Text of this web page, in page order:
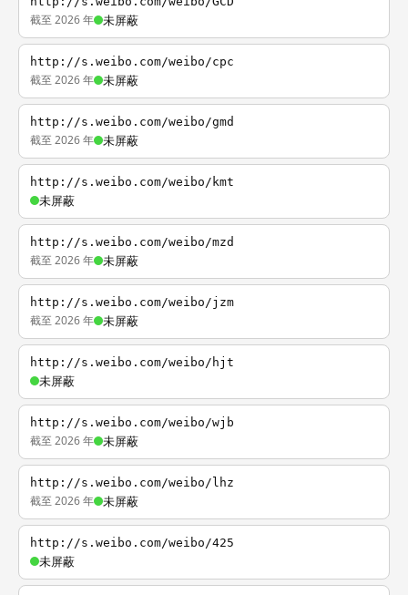
截至 2026 年 未屏蔽
http://s.weibo.com/weibo/cpc
截至 2026 年 未屏蔽
http://s.weibo.com/weibo/gmd
截至 2026 年 未屏蔽
http://s.weibo.com/weibo/kmt
未屏蔽
http://s.weibo.com/weibo/mzd
截至 2026 年 未屏蔽
http://s.weibo.com/weibo/jzm
截至 2026 年 未屏蔽
http://s.weibo.com/weibo/hjt
未屏蔽
http://s.weibo.com/weibo/wjb
截至 2026 年 未屏蔽
http://s.weibo.com/weibo/lhz
截至 2026 年 未屏蔽
http://s.weibo.com/weibo/425
未屏蔽